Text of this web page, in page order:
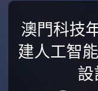
澳門科技
建人工智
設